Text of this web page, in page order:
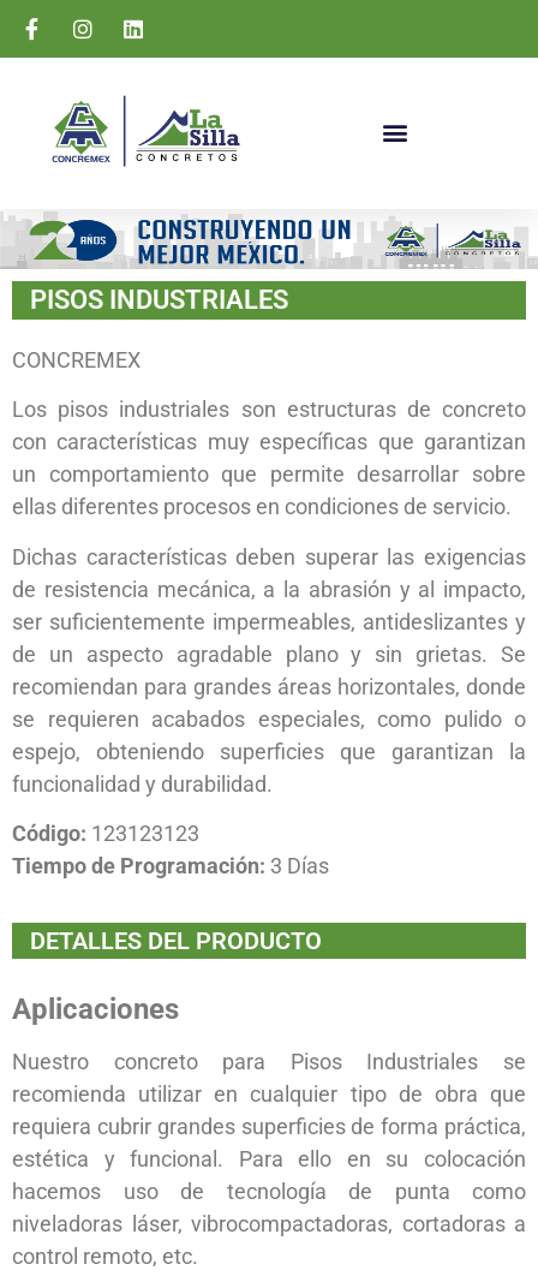
PISOS INDUSTRIALES
CONCREMEX
Los pisos industriales son estructuras de concreto
con características muy específicas que garantizan
un comportamiento que permite desarrollar sobre
ellas diferentes procesos en condiciones de servicio.
Dichas características deben superar las exigencias
de resistencia mecánica, a la abrasión y al impacto,
ser suficientemente impermeables, antideslizantes y
de un aspecto agradable plano y sin grietas. Se
recomiendan para grandes áreas horizontales, donde
se requieren acabados especiales, como pulido o
espejo, obteniendo superficies que garantizan la
funcionalidad y durabilidad.
Código: 123123123
Tiempo de Programación: 3 Días
DETALLES DEL PRODUCTO
Aplicaciones
Nuestro concreto para Pisos Industriales se
recomienda utilizar en cualquier tipo de obra que
requiera cubrir grandes superficies de forma práctica,
estética y funcional. Para ello en su colocación
hacemos uso de tecnología de punta como
niveladoras láser, vibrocompactadoras, cortadoras a
control remoto, etc.